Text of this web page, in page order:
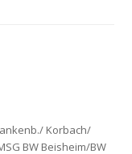
Korbach/
BW Beisheim/BW